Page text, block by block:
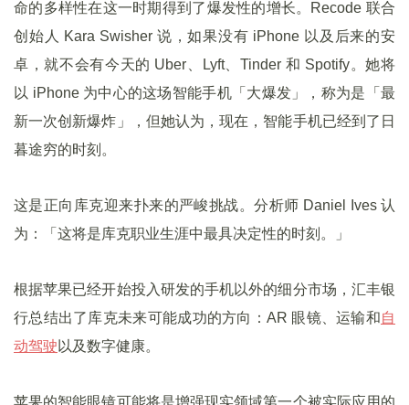
命的多样性在这一时期得到了爆发性的增长。Recode 联合
创始人 Kara Swisher 说，如果没有 iPhone 以及后来的安
卓，就不会有今天的 Uber、Lyft、Tinder 和 Spotify。她将
以 iPhone 为中心的这场智能手机「大爆发」，称为是「最
新一次创新爆炸」，但她认为，现在，智能手机已经到了日
暮途穷的时刻。
这是正向库克迎来扑来的严峻挑战。分析师 Daniel Ives 认
为：「这将是库克职业生涯中最具决定性的时刻。」
根据苹果已经开始投入研发的手机以外的细分市场，汇丰银
行总结出了库克未来可能成功的方向：AR 眼镜、运输和自
动驾驶 以及数字健康。
苹果的智能眼镜可能将是增强现实领域第一个被实际应用的